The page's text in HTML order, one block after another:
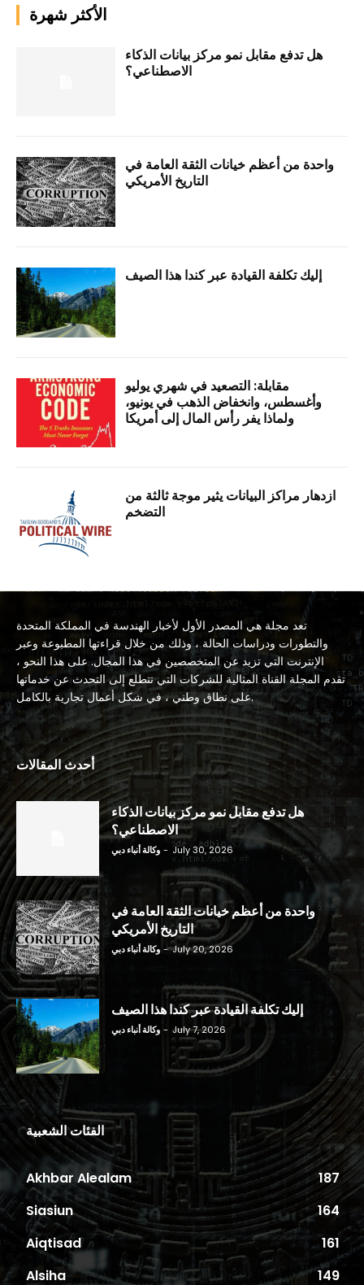
الأكثر شهرة
هل تدفع مقابل نمو مركز بيانات الذكاء
الاصطناعي؟
واحدة من أعظم خيانات الثقة العامة في
التاريخ الأمريكي
إليك تكلفة القيادة عبر كندا هذا الصيف
مقابلة: التصعيد في شهري يوليو
وأغسطس، وانخفاض الذهب في يونيو،
ولماذا يفر رأس المال إلى أمريكا
ازدهار مراكز البيانات يثير موجة ثالثة من
التضخم
تعد مجلة هي المصدر الأول لأخبار الهندسة في المملكة المتحدة
والتطورات ودراسات الحالة ، وذلك من خلال قراءتها المطبوعة وعبر
الإنترنت التي تزيد عن المتخصصين في هذا المجال. على هذا النحو ،
تقدم المجلة القناة المثالية للشركات التي تتطلع إلى التحدث عن خدماتها
على نطاق وطني ، في شكل أعمال تجارية بالكامل.
أحدث المقالات
هل تدفع مقابل نمو مركز بيانات الذكاء
الاصطناعي؟
وكالة أنباء دبي - July 30, 2026
واحدة من أعظم خيانات الثقة العامة في
التاريخ الأمريكي
وكالة أنباء دبي - July 20, 2026
إليك تكلفة القيادة عبر كندا هذا الصيف
وكالة أنباء دبي - July 7, 2026
الفئات الشعبية
Akhbar Alealam
187
Siasiun
164
Aiqtisad
161
Alsiha
149